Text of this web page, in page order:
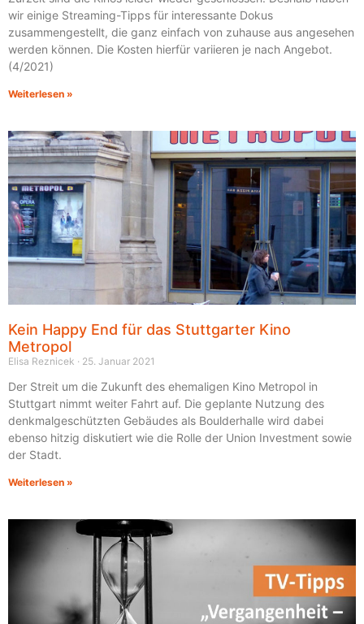
wir einige Streaming-Tipps für interessante Dokus
zusammengestellt, die ganz einfach von zuhause aus angesehen
werden können. Die Kosten hierfür variieren je nach Angebot.
(4/2021)
Weiterlesen »
Kein Happy End für das Stuttgarter Kino
Metropol
Elisa Reznicek 25. Januar 2021
Der Streit um die Zukunft des ehemaligen Kino Metropol in
Stuttgart nimmt weiter Fahrt auf. Die geplante Nutzung des
denkmalgeschützten Gebäudes als Boulderhalle wird dabei
ebenso hitzig diskutiert wie die Rolle der Union Investment sowie
der Stadt.
Weiterlesen »